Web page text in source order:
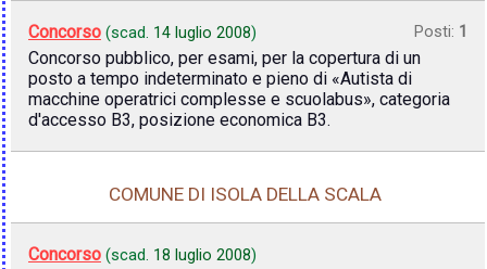
Concorso (scad. 14 luglio 2008) Posti: 1
Concorso pubblico, per esami, per la copertura di un
posto a tempo indeterminato e pieno di «Autista di
macchine operatrici complesse e scuolabus», categoria
d'accesso B3, posizione economica B3.
COMUNE DI ISOLA DELLA SCALA
Concorso (scad. 18 luglio 2008)